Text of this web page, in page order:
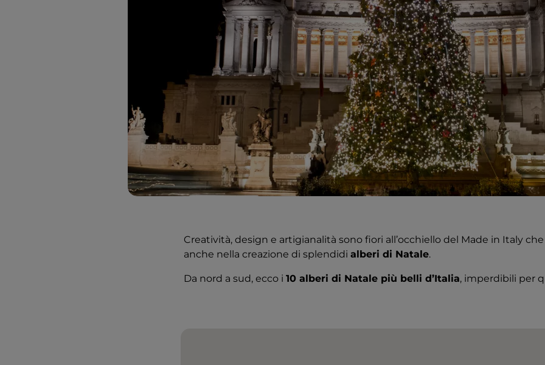
Creatività, design e artigianalità sono fiori all’occhiello del Made in Italy
anche nella creazione di splendidi alberi di Natale.
Da nord a sud, ecco i 10 alberi di Natale più belli d’Italia, imperdibili per